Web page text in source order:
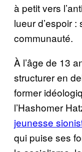
à petit vers
lueur d’espoir
communauté.
À l’âge de 13
structurer en
former
l’Hashomer
jeunesse
qui puise ses